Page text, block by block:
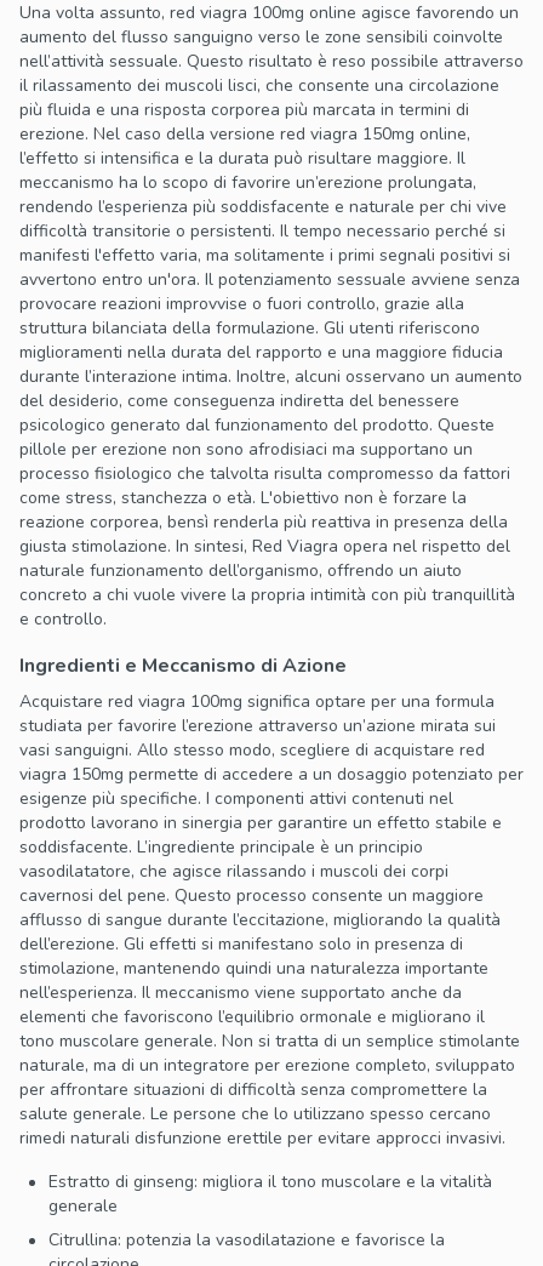
Una volta assunto, red viagra 100mg online agisce favorendo un
aumento del flusso sanguigno verso le zone sensibili coinvolte
nell’attività sessuale. Questo risultato è reso possibile attraverso
il rilassamento dei muscoli lisci, che consente una circolazione
più fluida e una risposta corporea più marcata in termini di
erezione. Nel caso della versione red viagra 150mg online,
l’effetto si intensifica e la durata può risultare maggiore. Il
meccanismo ha lo scopo di favorire un’erezione prolungata,
rendendo l’esperienza più soddisfacente e naturale per chi vive
difficoltà transitorie o persistenti. Il tempo necessario perché si
manifesti l'effetto varia, ma solitamente i primi segnali positivi si
avvertono entro un'ora. Il potenziamento sessuale avviene senza
provocare reazioni improvvise o fuori controllo, grazie alla
struttura bilanciata della formulazione. Gli utenti riferiscono
miglioramenti nella durata del rapporto e una maggiore fiducia
durante l’interazione intima. Inoltre, alcuni osservano un aumento
del desiderio, come conseguenza indiretta del benessere
psicologico generato dal funzionamento del prodotto. Queste
pillole per erezione non sono afrodisiaci ma supportano un
processo fisiologico che talvolta risulta compromesso da fattori
come stress, stanchezza o età. L'obiettivo non è forzare la
reazione corporea, bensì renderla più reattiva in presenza della
giusta stimolazione. In sintesi, Red Viagra opera nel rispetto del
naturale funzionamento dell’organismo, offrendo un aiuto
concreto a chi vuole vivere la propria intimità con più tranquillità
e controllo.
Ingredienti e Meccanismo di Azione
Acquistare red viagra 100mg significa optare per una formula
studiata per favorire l’erezione attraverso un’azione mirata sui
vasi sanguigni. Allo stesso modo, scegliere di acquistare red
viagra 150mg permette di accedere a un dosaggio potenziato per
esigenze più specifiche. I componenti attivi contenuti nel
prodotto lavorano in sinergia per garantire un effetto stabile e
soddisfacente. L’ingrediente principale è un principio
vasodilatatore, che agisce rilassando i muscoli dei corpi
cavernosi del pene. Questo processo consente un maggiore
afflusso di sangue durante l’eccitazione, migliorando la qualità
dell’erezione. Gli effetti si manifestano solo in presenza di
stimolazione, mantenendo quindi una naturalezza importante
nell’esperienza. Il meccanismo viene supportato anche da
elementi che favoriscono l’equilibrio ormonale e migliorano il
tono muscolare generale. Non si tratta di un semplice stimolante
naturale, ma di un integratore per erezione completo, sviluppato
per affrontare situazioni di difficoltà senza compromettere la
salute generale. Le persone che lo utilizzano spesso cercano
rimedi naturali disfunzione erettile per evitare approcci invasivi.
Estratto di ginseng: migliora il tono muscolare e la vitalità
generale
Citrullina: potenzia la vasodilatazione e favorisce la